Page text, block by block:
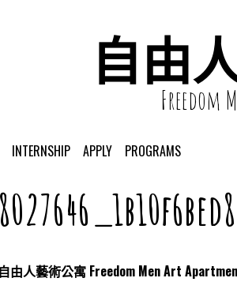
自由
Freedom
INTERNSHIP APPLY PROGRAMS
自由人藝術公寓 Freedom Men Art